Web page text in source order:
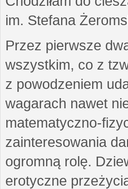
im. Stefana
Przez pierwsze
wszystkim, co z
z powodzeniem
wagarach nawet
matematyczno-
zainteresowania
ogromną rolę.
erotyczne